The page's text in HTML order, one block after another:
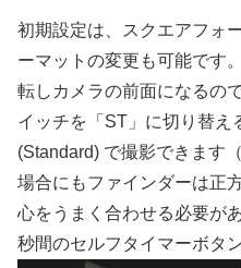
初期設定は、スクエアフォ
ーマットの変更も可能です
転しカメラの前面になるの
イッチを「ST」に切り替え
(Standard) で撮影できます
場合にもファインダーは正
心をうまく合わせる必要が
秒間のセルフタイマーボタ